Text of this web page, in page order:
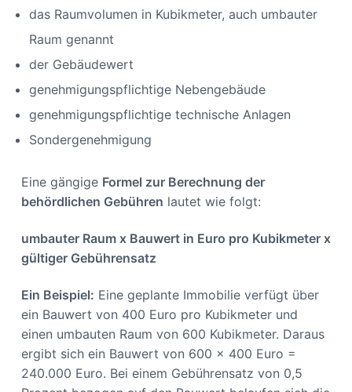
das Raumvolumen in Kubikmeter, auch umbauter
Raum genannt
der Gebäudewert
genehmigungspflichtige Nebengebäude
genehmigungspflichtige technische Anlagen
Sondergenehmigung
Eine gängige Formel zur Berechnung der
behördlichen Gebühren lautet wie folgt:
umbauter Raum x Bauwert in Euro pro Kubikmeter x
gültiger Gebührensatz
Ein Beispiel: Eine geplante Immobilie verfügt über
ein Bauwert von 400 Euro pro Kubikmeter und
einen umbauten Raum von 600 Kubikmeter. Daraus
ergibt sich ein Bauwert von 600 x 400 Euro =
240.000 Euro. Bei einem Gebührensatz von 0,5